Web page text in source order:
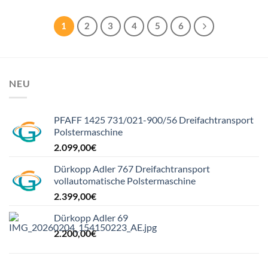
1 2 3 4 5 6
NEU
PFAFF 1425 731/021-900/56 Dreifachtransport
Polstermaschine
2.099,00€
Dürkopp Adler 767 Dreifachtransport
vollautomatische Polstermaschine
2.399,00€
Dürkopp Adler 69
2.200,00€